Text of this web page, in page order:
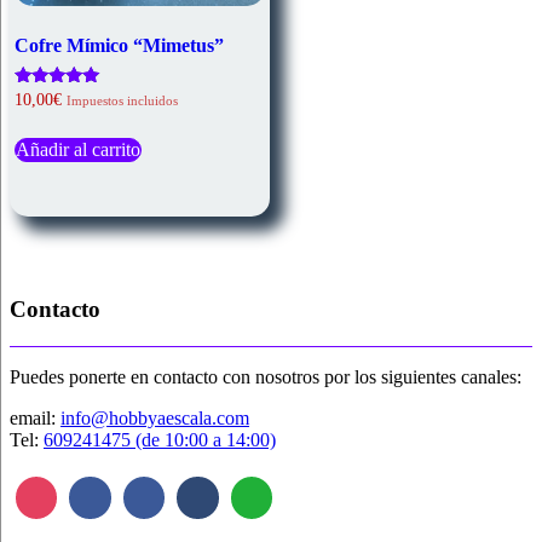
Cofre Mímico “Mimetus”
Valorado
de 5
10,00€ Impuestos incluidos
Añadir al carrito
Contacto
Puedes ponerte en contacto con nosotros por los siguientes canales:
email: info@hobbyaescala.com
Tel: 609241475 (de 10:00 a 14:00)